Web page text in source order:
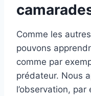
Comme les
pouvons
comme par
prédateur. Nous
l’observation,